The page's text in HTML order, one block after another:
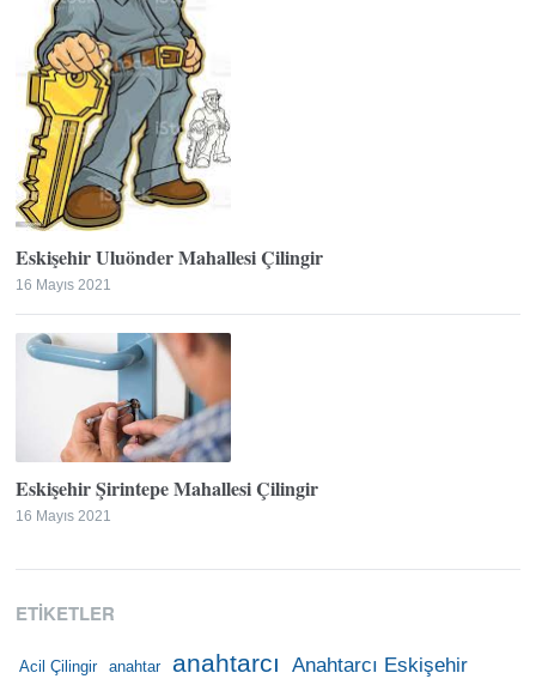
Eskişehir Uluönder Mahallesi Çilingir
16 Mayıs 2021
Eskişehir Şirintepe Mahallesi Çilingir
16 Mayıs 2021
ETIKETLER
Acil Çilingir anahtar anahtarcı Anahtarcı Eskişehir